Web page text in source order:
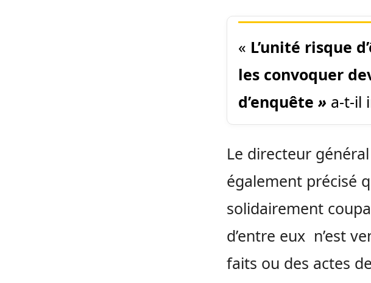
« L’unité risque
les convoquer
d’enquête » a-t-il
Le directeur
également précisé
solidairement
d’entre eux n’est
faits ou des actes